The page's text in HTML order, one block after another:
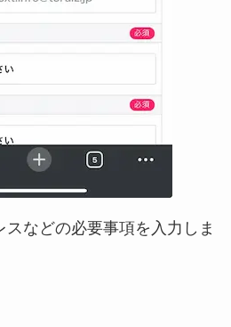
などの必要事項を入力しま